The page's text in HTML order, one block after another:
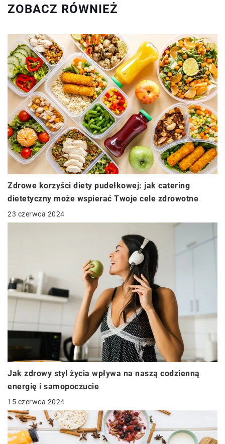
ZOBACZ RÓWNIEŻ
Zdrowe korzyści diety pudełkowej: jak catering
dietetyczny może wspierać Twoje cele zdrowotne
23 czerwca 2024
Jak zdrowy styl życia wpływa na naszą codzienną
energię i samopoczucie
15 czerwca 2024